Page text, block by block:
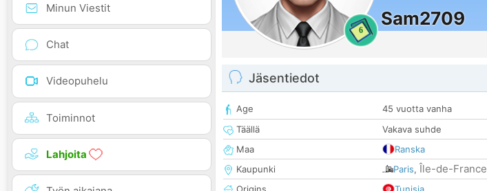
Minun Viestit
Chat
Videopuhelu
Toiminnot
Lahjoita
6
Sam2709
Jäsentiedot
Age
45 vuotta vanha
Täällä
Vakava suhde
Maa
Ranska
Kaupunki
Paris, Île-de-France